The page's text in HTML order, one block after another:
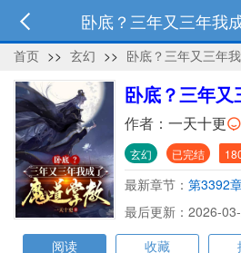
卧底？三年又三年我
首页 >> 玄幻 >> 卧底？三年又三年
卧底？三年
作者： 一天十更
玄幻 已完结
最新章节： 第3392
最后更新：2026-
阅读
收藏